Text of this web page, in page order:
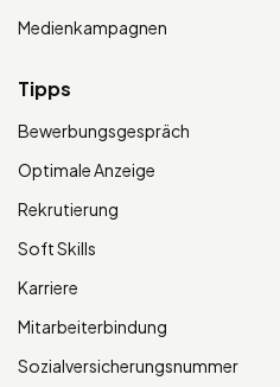
Medienkampagnen
Tipps
Bewerbungsgespräch
Optimale Anzeige
Rekrutierung
Soft Skills
Karriere
Mitarbeiterbindung
Sozialversicherungsnummer